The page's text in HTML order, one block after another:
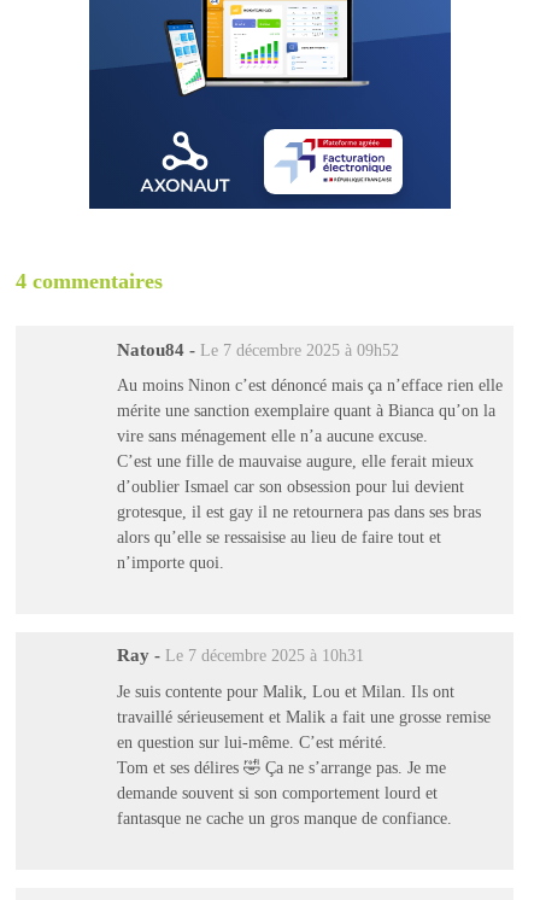
4 commentaires
Natou84 - Le 7 décembre 2025 à 09h52
Au moins Ninon c’est dénoncé mais ça n’efface rien elle
mérite une sanction exemplaire quant à Bianca qu’on la
vire sans ménagement elle n’a aucune excuse.
C’est une fille de mauvaise augure, elle ferait mieux
d’oublier Ismael car son obsession pour lui devient
grotesque, il est gay il ne retournera pas dans ses bras
alors qu’elle se ressaisise au lieu de faire tout et
n’importe quoi.
Ray - Le 7 décembre 2025 à 10h31
Je suis contente pour Malik, Lou et Milan. Ils ont
travaillé sérieusement et Malik a fait une grosse remise
en question sur lui-même. C’est mérité.
Tom et ses délires 🤣 Ça ne s’arrange pas. Je me
demande souvent si son comportement lourd et
fantasque ne cache un gros manque de confiance.